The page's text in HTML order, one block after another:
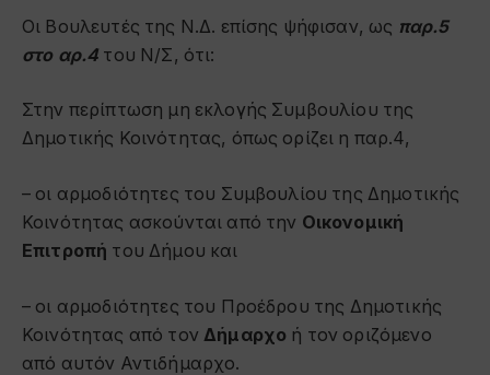
Οι Βουλευτές της Ν.Δ. επίσης ψήφισαν, ως παρ.5
στο αρ.4 του Ν/Σ, ότι:
Στην περίπτωση μη εκλογής Συμβουλίου της
Δημοτικής Κοινότητας, όπως ορίζει η παρ.4,
– οι αρμοδιότητες του Συμβουλίου της Δημοτικής
Κοινότητας ασκούνται από την Οικονομική
Επιτροπή του Δήμου και
– οι αρμοδιότητες του Προέδρου της Δημοτικής
Κοινότητας από τον Δήμαρχο ή τον οριζόμενο
από αυτόν Αντιδήμαρχο.